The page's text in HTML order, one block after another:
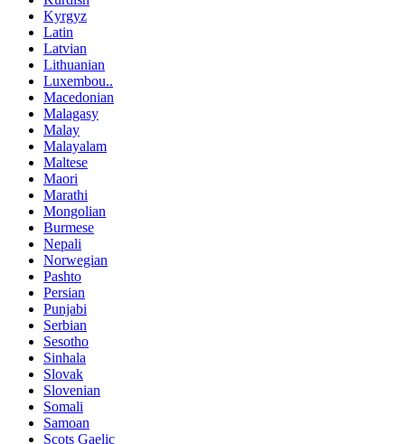
Kyrgyz
Latin
Latvian
Lithuanian
Luxembou..
Macedonian
Malagasy
Malay
Malayalam
Maltese
Maori
Marathi
Mongolian
Burmese
Nepali
Norwegian
Pashto
Persian
Punjabi
Serbian
Sesotho
Sinhala
Slovak
Slovenian
Somali
Samoan
Scots Gaelic